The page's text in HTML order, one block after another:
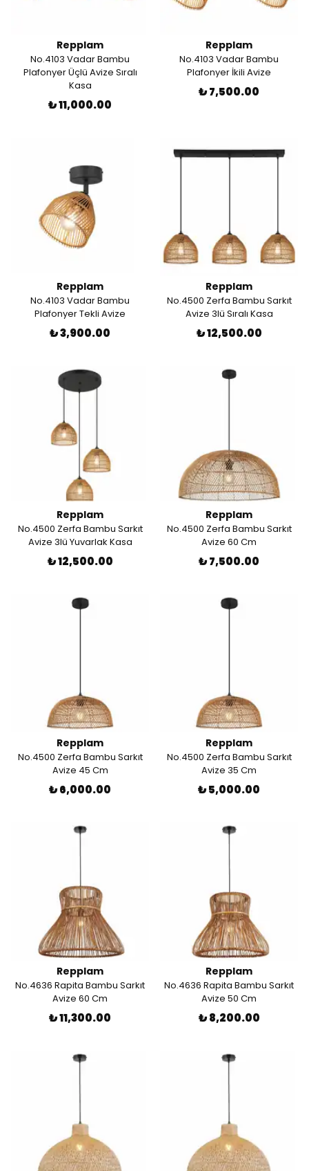
Repplam
No.4103 Vadar Bambu
Plafonyer Üçlü Avize Sıralı
Kasa
₺ 11,000.00
Repplam
No.4103 Vadar Bambu
Plafonyer İkili Avize
₺ 7,500.00
Repplam
No.4103 Vadar Bambu
Plafonyer Tekli Avize
₺ 3,900.00
Repplam
No.4500 Zerfa Bambu Sarkıt
Avize 3lü Sıralı Kasa
₺ 12,500.00
Repplam
No.4500 Zerfa Bambu Sarkıt
Avize 3lü Yuvarlak Kasa
₺ 12,500.00
Repplam
No.4500 Zerfa Bambu Sarkıt
Avize 60 Cm
₺ 7,500.00
Repplam
No.4500 Zerfa Bambu Sarkıt
Avize 45 Cm
₺ 6,000.00
Repplam
No.4500 Zerfa Bambu Sarkıt
Avize 35 Cm
₺ 5,000.00
Repplam
No.4636 Rapita Bambu Sarkıt
Avize 60 Cm
₺ 11,300.00
Repplam
No.4636 Rapita Bambu Sarkıt
Avize 50 Cm
₺ 8,200.00